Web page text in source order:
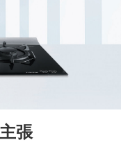
張